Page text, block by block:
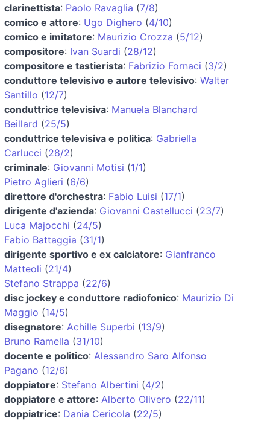
clarinettista: Paolo Ravaglia (7/8)
comico e attore: Ugo Dighero (4/10)
comico e imitatore: Maurizio Crozza (5/12)
compositore: Ivan Suardi (28/12)
compositore e tastierista: Fabrizio Fornaci (3/2)
conduttore televisivo e autore televisivo: Walter
Santillo (12/7)
conduttrice televisiva: Manuela Blanchard
Beillard (25/5)
conduttrice televisiva e politica: Gabriella
Carlucci (28/2)
criminale: Giovanni Motisi (1/1)
Pietro Aglieri (6/6)
direttore d'orchestra: Fabio Luisi (17/1)
dirigente d'azienda: Giovanni Castellucci (23/7)
Luca Majocchi (24/5)
Fabio Battaggia (31/1)
dirigente sportivo e ex calciatore: Gianfranco
Matteoli (21/4)
Stefano Strappa (22/6)
disc jockey e conduttore radiofonico: Maurizio Di
Maggio (14/5)
disegnatore: Achille Superbi (13/9)
Bruno Ramella (31/10)
docente e politico: Alessandro Saro Alfonso
Pagano (12/6)
doppiatore: Stefano Albertini (4/2)
doppiatore e attore: Alberto Olivero (22/11)
doppiatrice: Dania Cericola (22/5)